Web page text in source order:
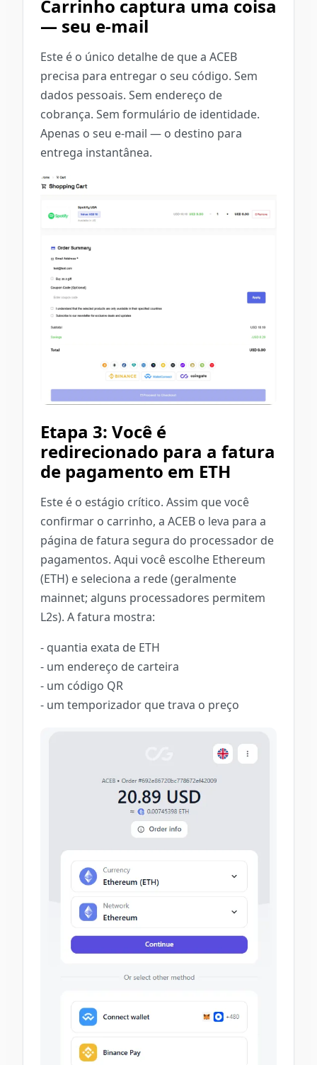
Carrinho captura uma coisa
— seu e-mail
Este é o único detalhe de que a ACEB
precisa para entregar o seu código. Sem
dados pessoais. Sem endereço de
cobrança. Sem formulário de identidade.
Apenas o seu e-mail — o destino para
entrega instantânea.
Etapa 3: Você é
redirecionado para a fatura
de pagamento em ETH
Este é o estágio crítico. Assim que você
confirmar o carrinho, a ACEB o leva para a
página de fatura segura do processador de
pagamentos. Aqui você escolhe Ethereum
(ETH) e seleciona a rede (geralmente
mainnet; alguns processadores permitem
L2s). A fatura mostra:
- quantia exata de ETH
- um endereço de carteira
- um código QR
- um temporizador que trava o preço